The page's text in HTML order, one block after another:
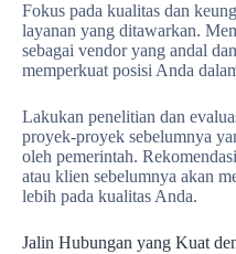
Fokus pada kualitas dan
layanan yang ditawarkan.
sebagai vendor yang andal
memperkuat posisi Anda
Lakukan penelitian dan
proyek-proyek sebelumnya
oleh pemerintah.
atau klien sebelumnya akan
lebih pada kualitas Anda.
Jalin Hubungan yang Kuat